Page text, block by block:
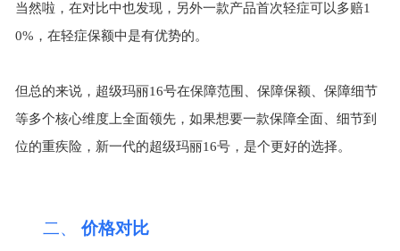
当然啦，在对比中也发现，另外一款产品首次轻症可以多赔1
0% ，在轻症保额中是有优势的。
但总的来说，超级玛丽16号在保障范围、保障保额、保障细节
等多个核心维度上全面领先，如果想要一款保障全面、细节到
位的重疾险，新一代的超级玛丽16号，是个更好的选择。
二、价格对比